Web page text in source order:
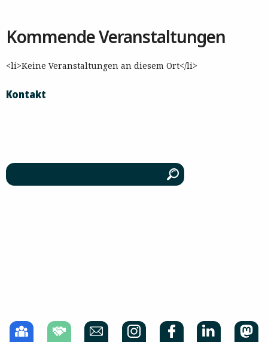
Kommende Veranstaltungen
<li>Keine Veranstaltungen an diesem Ort</li>
Kontakt